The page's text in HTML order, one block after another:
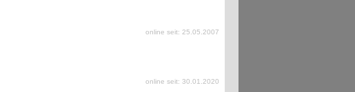
online seit: 25.05.2007
online seit: 30.01.2020